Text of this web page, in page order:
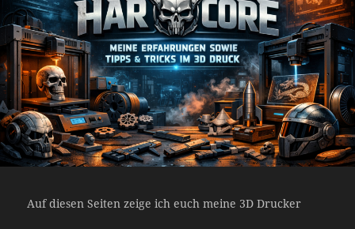
Auf diesen Seiten zeige ich euch meine 3D Drucker